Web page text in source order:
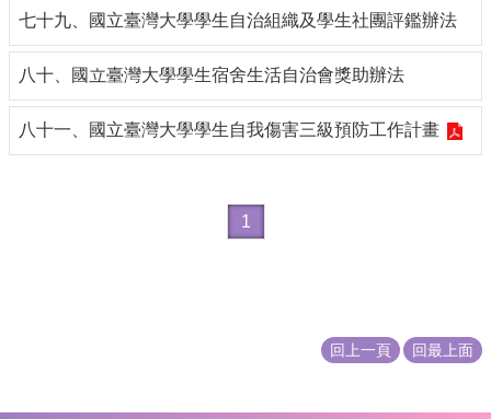
七十九、國立臺灣大學學生自治組織及學生社團評鑑辦法
八十、國立臺灣大學學生宿舍生活自治會獎助辦法
八十一、國立臺灣大學學生自我傷害三級預防工作計畫
1
回上一頁 回最上面